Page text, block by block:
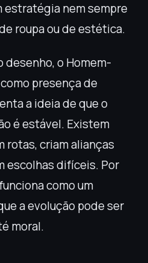
estratégia nem sempre
roupa ou de estética.
desenho, o Homem-
presença de
a ideia de que o
é estável. Existem
rotas, criam alianças
escolhas difíceis. Por
como um
a evolução pode ser
moral.